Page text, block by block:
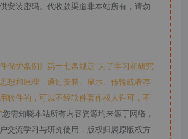
安装密码。代收款渠道非本站所有，请勿
保护条例》第十七条规定“为了学习和研究
想和原理，通过安装、显示、传输或者存
软件的，可以不经软件著作权人许可，不
您需知晓本站所有内容资源均来源于网络，
交流学习与研究使用，版权归属原版权方